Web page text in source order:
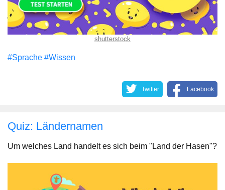
shutterstock
#Sprache #Wissen
Twitter Facebook
Quiz: Ländernamen
Um welches Land handelt es sich beim "Land der Hasen"?